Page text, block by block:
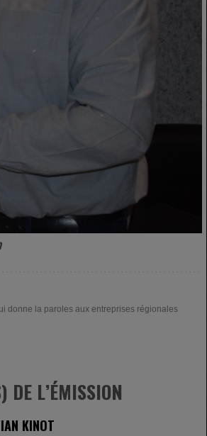
donne la paroles aux entreprises régionales
DE L’ÉMISSION
KINOT